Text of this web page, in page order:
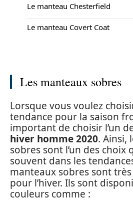
Le manteau Chesterfield
Le manteau Covert Coat
Les manteaux sobres
Lorsque vous voulez
tendance pour la saison
important de choisir l’un
hiver homme 2020. Ainsi,
sobres sont l’un des choix
souvent dans les
manteaux sobres sont
pour l’hiver. Ils sont
couleurs comme :